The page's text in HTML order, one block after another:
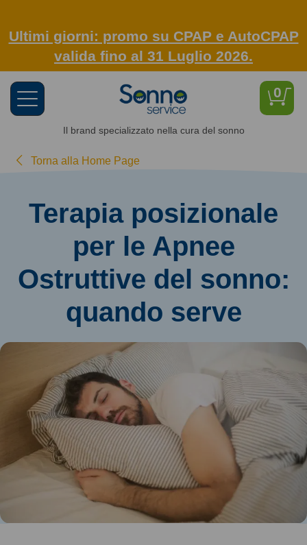
Ultimi giorni: promo su CPAP e AutoCPAP
valida fino al 31 Luglio 2026.
0
Toggle
navigation
Il brand specializzato nella cura del sonno
Torna alla Home Page
Terapia posizionale
per le Apnee
Ostruttive del sonno:
quando serve